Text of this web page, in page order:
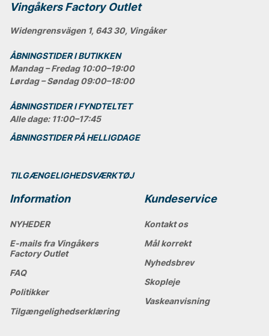
Vingåkers Factory Outlet
Widengrensvägen 1, 643 30, Vingåker
ÅBNINGSTIDER I BUTIKKEN
Mandag – Fredag 10:00–19:00
Lørdag – Søndag 09:00–18:00
ÅBNINGSTIDER I FYNDTELTET
Alle dage: 11:00–17:45
ÅBNINGSTIDER PÅ HELLIGDAGE
TILGÆNGELIGHEDSVÆRKTØJ
Information
NYHEDER
E-mails fra Vingåkers
Factory Outlet
FAQ
Politikker
Tilgængelighedserklæring
Kundeservice
Kontakt os
Mål korrekt
Nyhedsbrev
Skopleje
Vaskeanvisning